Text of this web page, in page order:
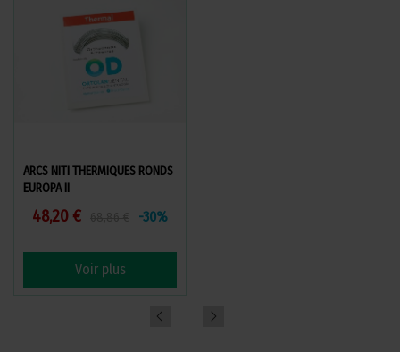
ARCS NITI THERMIQUES RONDS
EUROPA II
48,20 € -30%
Voir plus